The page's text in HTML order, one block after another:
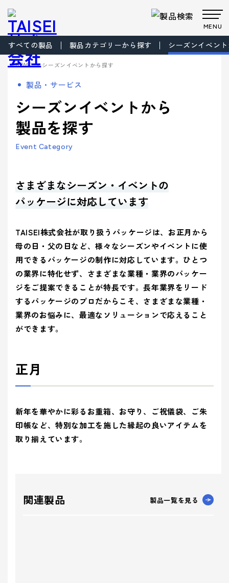
MENU
Products
製品・
サービ
ス
製品カテ
ゴリーか
シーズン
イベント
から探す
業種から
探す
パッケー
ジ
プロダク
ト
脱プラ製
ション
アッセン
ブリー
Sustainability
ナビリ
ティ
り組み
サステナ
ビリティ
への取り
組み
への取り
リティ
トップメッ
リティ
基本方針
ティ(重要
課題)
とSDGs
(環境)
への取り組
み
み
Company
会社案
内
ごあいさつ
フィロソフ
ィ
拠点情報
About us
事業案
内
パートナ
事業案内を詳しく知る
パッケージ
事業
プロダクト
事業
Work
企業文
化
TAISEIで働
く人たち
製品・サービス
製品カテゴリから製品を探す
- パッケージ
- 脱プラ製品
- アッセンブリー
シーズンイベントから製品を探す
- 正月
- バレンタインデー
- ひなまつり・子供の日
- ホワイトデー
- 卒業式・入学式
- 母の日・父の日
- 夏イベント
- ハロウィン
- クリスマス
- エンターテインメント
- ライフスタイル
- トラベル
- スタディ
- パブリック
事業案内
> パッケージ事業
> プロダクト事業
> デザイン事業
> マテリアル事業
会社案内
> コーポレートアイデンティティについて
> フィロソフィ
> 企業概要
> 沿革
> 方針
> 拠点情報
> TAISEIで働く人たち
> 共育方針
取り組み
> トップメッセージ
> サステナビリティ基本方針
> マテリアリティ(重要課題) とSDGs
> Environment (環境) への取り組み
> Social (社会) への取り組み
品質向上への取り組み
コーポレートロゴ
お知らせ
よくある質問
パートナー募集
HOME>シーズンイベントから探す
すべての製品 製品カテゴリーから探す シーズンイベン
製品・サービス
シーズンイベントから
製品を探す
Event Category
さまざまなシーズン・イベントの
パッケージに対応しています
TAISEI株式会社が取り扱うパッケージは、お正月から
母の日・父の日など、様々なシーズンやイベントに使
用できるパッケージの制作に対応しています。ひとつ
の業界に特化せず、さまざまな業種・業界のパッケー
ジをご提案できることが特長です。長年業界をリード
するパッケージのプロだからこそ、さまざまな業種・
業界のお悩みに、最適なソリューションで応えること
ができます。
正月
新年を華やかに彩るお重箱、お守り、ご祝儀袋、ご朱
印帳など、特別な加工を施した縁起の良いアイテムを
取り揃えています。
関連製品 製品一覧を見る